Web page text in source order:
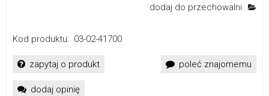
dodaj do przechowalni
Kod produktu: 03-02-41700
zapytaj o produkt poleć znajomemu
dodaj opinię